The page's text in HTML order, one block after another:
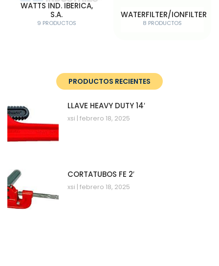
WATTS IND. IBERICA,
S.A.
9 PRODUCTOS
WATERFILTER/IONFILTER
8 PRODUCTOS
PRODUCTOS RECIENTES
LLAVE HEAVY DUTY 14′
xsi febrero 18, 2025
CORTATUBOS FE 2′
xsi febrero 18, 2025